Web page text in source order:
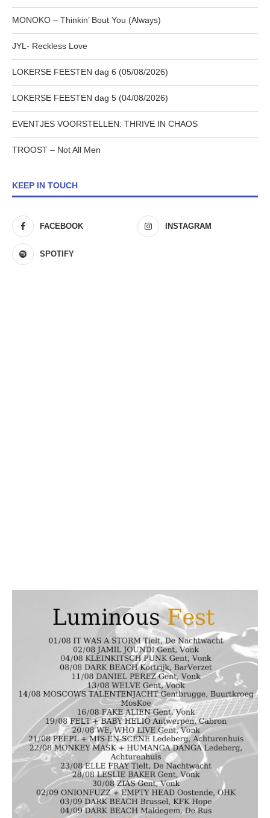
MONOKO – Thinkin’ Bout You (Always)
JYL- Reckless Love
LOKERSE FEESTEN dag 6 (05/08/2026)
LOKERSE FEESTEN dag 5 (04/08/2026)
EVENTJES VOORSTELLEN: THRIVE IN CHAOS
TROOST – Not All Men
KEEP IN TOUCH
FACEBOOK INSTAGRAM
SPOTIFY